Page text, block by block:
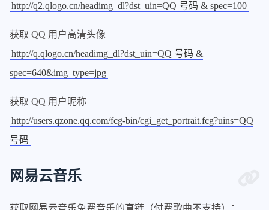
http://q2.qlogo.cn/headimg_dl?dst_uin=QQ 号码 & spec=100
获取 QQ 用户高清头像
http://q.qlogo.cn/headimg_dl?dst_uin=QQ 号码 &
spec=640&img_type=jpg
获取 QQ 用户昵称
http://users.qzone.qq.com/fcg-bin/cgi_get_portrait.fcg?uins=QQ
号码
网易云音乐
获取网易云音乐免费音乐的直链（付费歌曲不支持）：